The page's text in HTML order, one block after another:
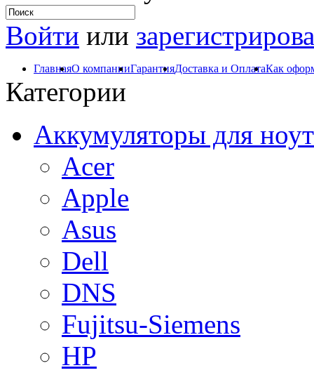
Войти или
ГлавнаяО компанииГарантияДоставка и ОплатаКак
Категории
Аккумуляторы для
Acer
Apple
Asus
Dell
DNS
Fujitsu-Siemens
HP